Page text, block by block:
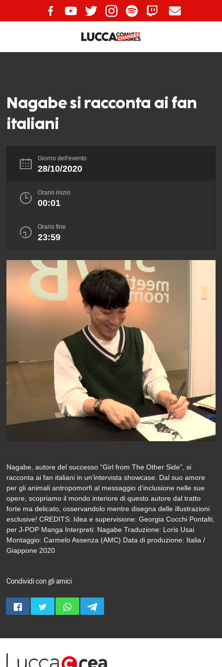
Nagabe si racconta ai fan
italiani
Giorno dell'evento
28/10/2020
Orario inizio
00:01
Orario fine
23:59
Nagabe, autore del successo “Girl from The Other Side”, si
racconta ai fan italiani in un’intervista showcase. Dal suo amore
per gli animali antropomorfi al messaggio d’inclusione nelle sue
opere, scopriamo il mondo interiore di questo autore dal tratto
forte ma delicato, osservandolo mentre disegna delle illustrazioni
esclusive! CREDITS: Idea e supervisione: Georgia Cocchi Pontalti,
per J-POP Manga Interpreti: Nagabe Traduzione: Loris Usai
Montaggio: Carmelo Assenza (AMC) Data di produzione: Italia /
Giappone 2020
Condividi con gli amici